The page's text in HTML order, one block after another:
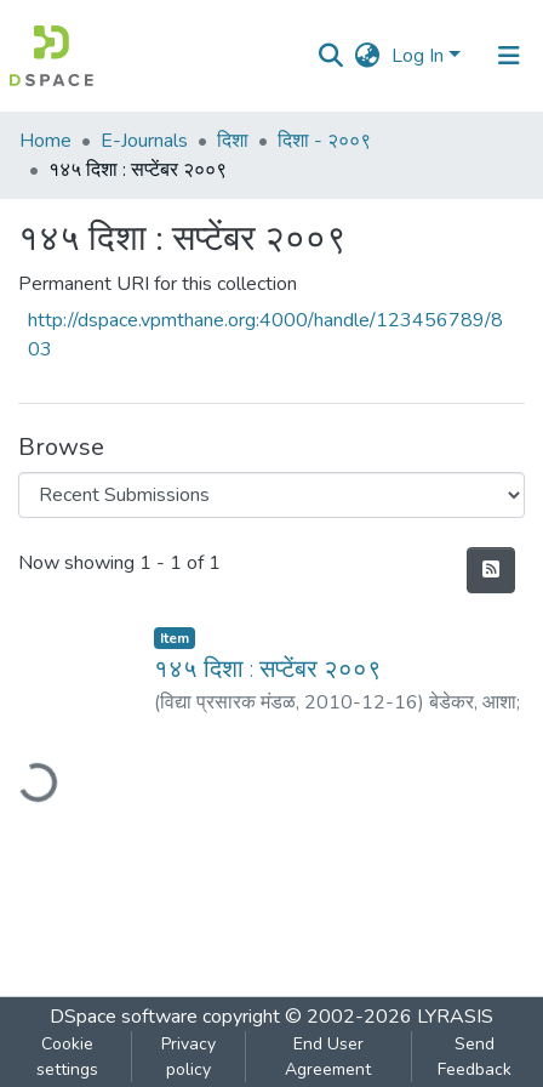
Log In
Communities
&
All of DSpace
Statistics
Home E-Journals दिशा
दिशा - २००९
१४५ दिशा : सप्टेंबर २००९
१४५ दिशा : सप्टेंबर २००९
Permanent URI for this collection
http://dspace.vpmthane.org:4000/handle/123456789/8
03
Browse
Recent Submissions
Now showing 1 - 1 of 1
Item
१४५ दिशा : सप्टेंबर २००९
(विद्या प्रसारक मंडळ, 2010-12-16) बेडेकर, आशा;
DSpace software copyright © 2002-2026 LYRASIS
Cookie
settings
Privacy
policy
End User
Agreement
Send
Feedback